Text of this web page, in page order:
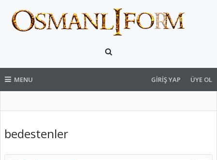
MENU GIRIŞ YAP ÜYE OL
bedestenler